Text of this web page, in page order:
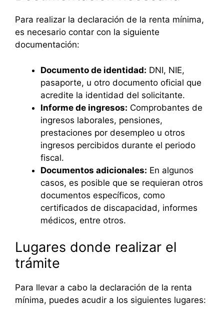
Para realizar la declaración de la renta mínima,
es necesario contar con la siguiente
documentación:
Documento de identidad: DNI, NIE,
pasaporte, u otro documento oficial que
acredite la identidad del solicitante.
Informe de ingresos: Comprobantes de
ingresos laborales, pensiones,
prestaciones por desempleo u otros
ingresos percibidos durante el periodo
fiscal.
Documentos adicionales: En algunos
casos, es posible que se requieran otros
documentos específicos, como
certificados de discapacidad, informes
médicos, entre otros.
Lugares donde realizar el
trámite
Para llevar a cabo la declaración de la renta
mínima, puedes acudir a los siguientes lugares: